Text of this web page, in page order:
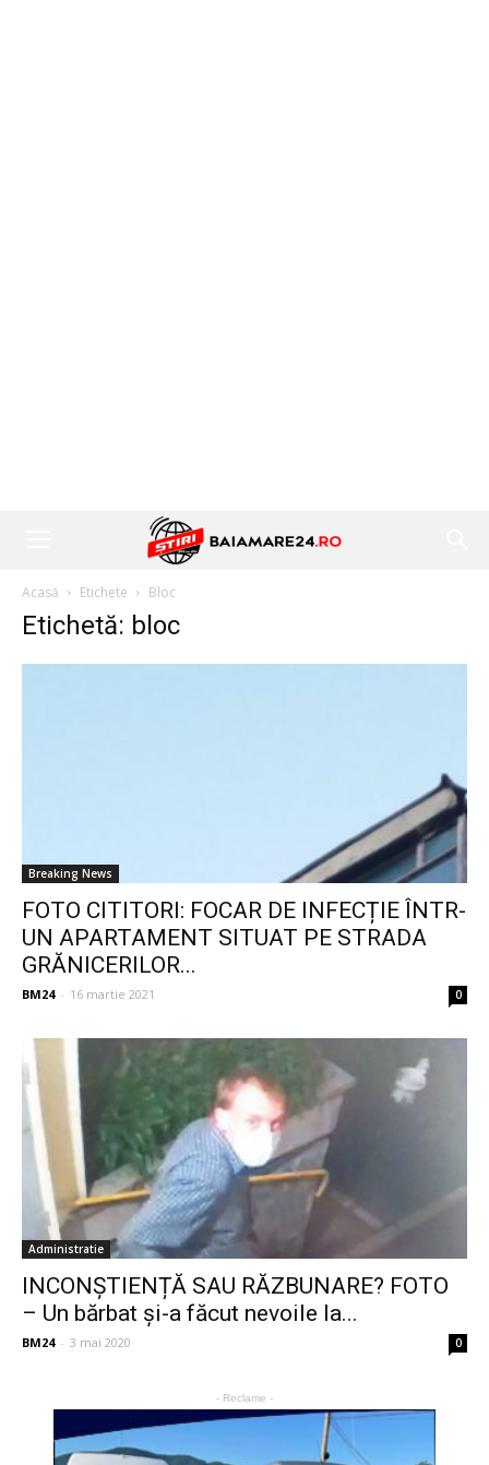
Acasă Etichete Bloc
Etichetă: bloc
Breaking News
FOTO CITITORI: FOCAR DE INFECȚIE ÎNTR-
UN APARTAMENT SITUAT PE STRADA
GRĂNICERILOR...
BM24 - 16 martie 2021 0
Administratie
INCONȘTIENȚĂ SAU RĂZBUNARE? FOTO
– Un bărbat și-a făcut nevoile la...
BM24 - 3 mai 2020 0
- Reclame -